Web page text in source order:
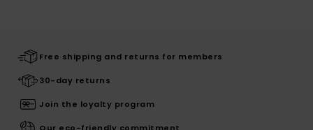
Free shipping and returns for members
30-day returns
Join the loyalty program